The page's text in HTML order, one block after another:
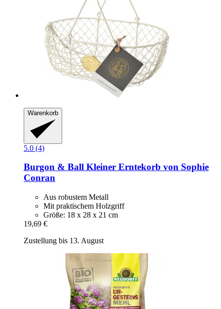
Warenkorb
5.0 (4)
Burgon & Ball Kleiner Erntekorb von Sophie
Conran
Aus robustem Metall
Mit praktischem Holzgriff
Größe: 18 x 28 x 21 cm
19,69 €
Zustellung bis 13. August